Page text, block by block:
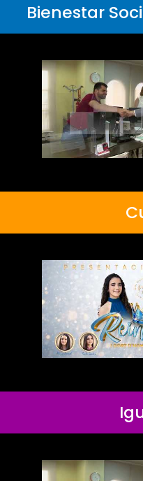
Bienestar